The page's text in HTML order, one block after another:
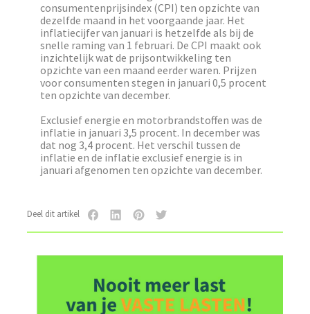
consumentenprijsindex (CPI) ten opzichte van
dezelfde maand in het voorgaande jaar. Het
inflatiecijfer van januari is hetzelfde als bij de
snelle raming van 1 februari. De CPI maakt ook
inzichtelijk wat de prijsontwikkeling ten
opzichte van een maand eerder waren. Prijzen
voor consumenten stegen in januari 0,5 procent
ten opzichte van december.
Exclusief energie en motorbrandstoffen was de
inflatie in januari 3,5 procent. In december was
dat nog 3,4 procent. Het verschil tussen de
inflatie en de inflatie exclusief energie is in
januari afgenomen ten opzichte van december.
Deel dit artikel